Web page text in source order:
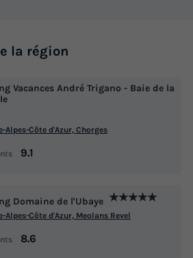
la région
Vacances André Trigano - Baie de la
Alpes-Côte d'Azur, Chorges
9.1
Domaine de l'Ubaye ★★★★★
Alpes-Côte d'Azur, Meolans Revel
8.6